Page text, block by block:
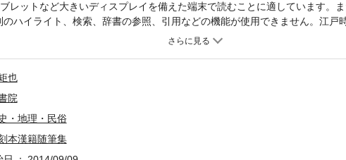
レットなど大きいディスプレイを備えた端末で読むことに適しています。
のハイライト、検索、辞書の参照、引用などの機能が使用できません。江戸
全20冊に集大成。これら随筆中には傳本が稀で、容斎随筆・困学記聞・唐國
也
院
・地理・民俗
本漢籍随筆集